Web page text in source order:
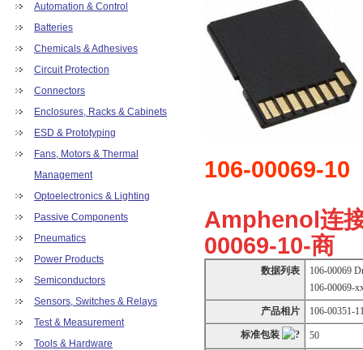
Automation & Control
Batteries
Chemicals & Adhesives
Circuit Protection
Connectors
Enclosures, Racks & Cabinets
ESD & Prototyping
Fans, Motors & Thermal
Management
Optoelectronics & Lighting
Passive Components
Pneumatics
Power Products
Semiconductors
Sensors, Switches & Relays
Test & Measurement
Tools & Hardware
106-00069-10
Amphenol连
00069-10-商
数据列表
106-00069
106-00069-
产品相片 106-00351-
标准包装 50